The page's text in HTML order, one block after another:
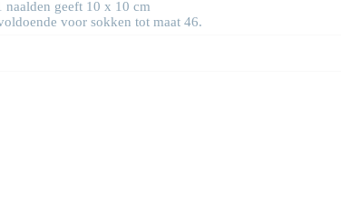
naalden geeft 10 x 10 cm
voor sokken tot maat 46.